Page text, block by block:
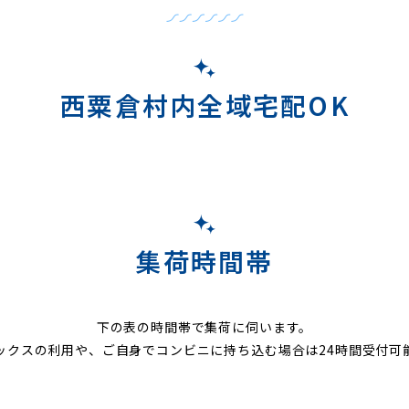
西粟倉村内全域宅配OK
集荷時間帯
下の表の時間帯で集荷に伺います。
クスの利用や、ご自身でコンビニに持ち込む場合は24時間受付可